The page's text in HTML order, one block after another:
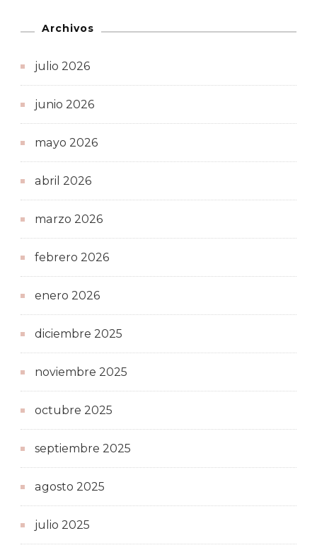
Archivos
julio 2026
junio 2026
mayo 2026
abril 2026
marzo 2026
febrero 2026
enero 2026
diciembre 2025
noviembre 2025
octubre 2025
septiembre 2025
agosto 2025
julio 2025